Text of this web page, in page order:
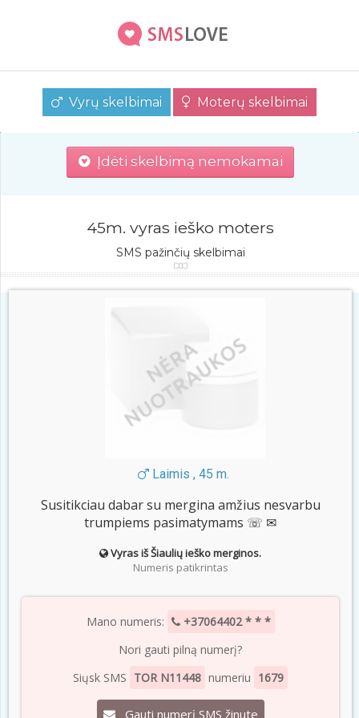
Vyrų skelbimai Moterų skelbimai
Įdėti skelbimą nemokamai
45m. vyras ieško moters
SMS pažinčių skelbimai
Laimis , 45 m.
Susitikciau dabar su mergina amžius nesvarbu
trumpiems pasimatymams ☏ ✉
Vyras iš Šiaulių ieško merginos.
Numeris patikrintas
Mano numeris:
+37064402 * * *
Nori gauti pilną numerį?
Siųsk SMS TOR N11448 numeriu 1679
Gauti numerį SMS žinute